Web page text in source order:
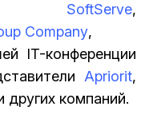
SoftServe,
Company,
IT-конференции
Apriorit,
других компаний.